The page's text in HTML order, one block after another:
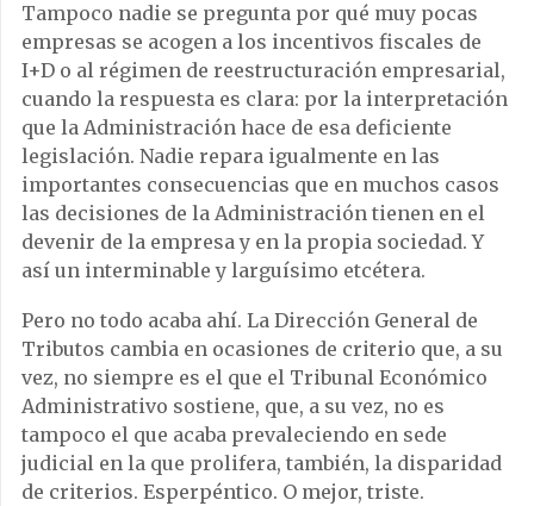
Tampoco nadie se pregunta por qué muy pocas
empresas se acogen a los incentivos fiscales de
I+D o al régimen de reestructuración empresarial,
cuando la respuesta es clara: por la interpretación
que la Administración hace de esa deficiente
legislación. Nadie repara igualmente en las
importantes consecuencias que en muchos casos
las decisiones de la Administración tienen en el
devenir de la empresa y en la propia sociedad. Y
así un interminable y larguísimo etcétera.
Pero no todo acaba ahí. La Dirección General de
Tributos cambia en ocasiones de criterio que, a su
vez, no siempre es el que el Tribunal Económico
Administrativo sostiene, que, a su vez, no es
tampoco el que acaba prevaleciendo en sede
judicial en la que prolifera, también, la disparidad
de criterios. Esperpéntico. O mejor, triste.